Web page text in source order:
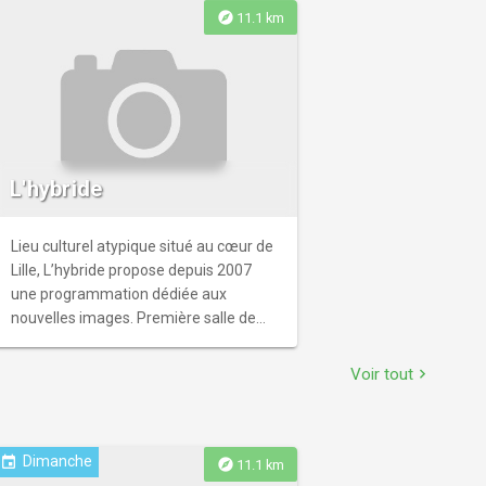
explore 11.1 km
L'hybride
Lieu culturel atypique situé au cœur de
Lille, L’hybride propose depuis 2007
une programmation dédiée aux
nouvelles images. Première salle de
audiovisuelles singulières et
Voir tout chevron_right
explore 11.1 km
event Dimanche